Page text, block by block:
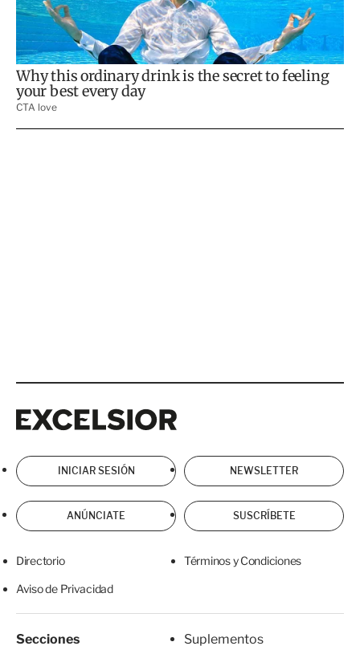
INICIAR SESIÓN NEWSLETTER
ANÚNCIATE SUSCRÍBETE
Directorio Términos y Condiciones
Aviso de Privacidad
Secciones Suplementos